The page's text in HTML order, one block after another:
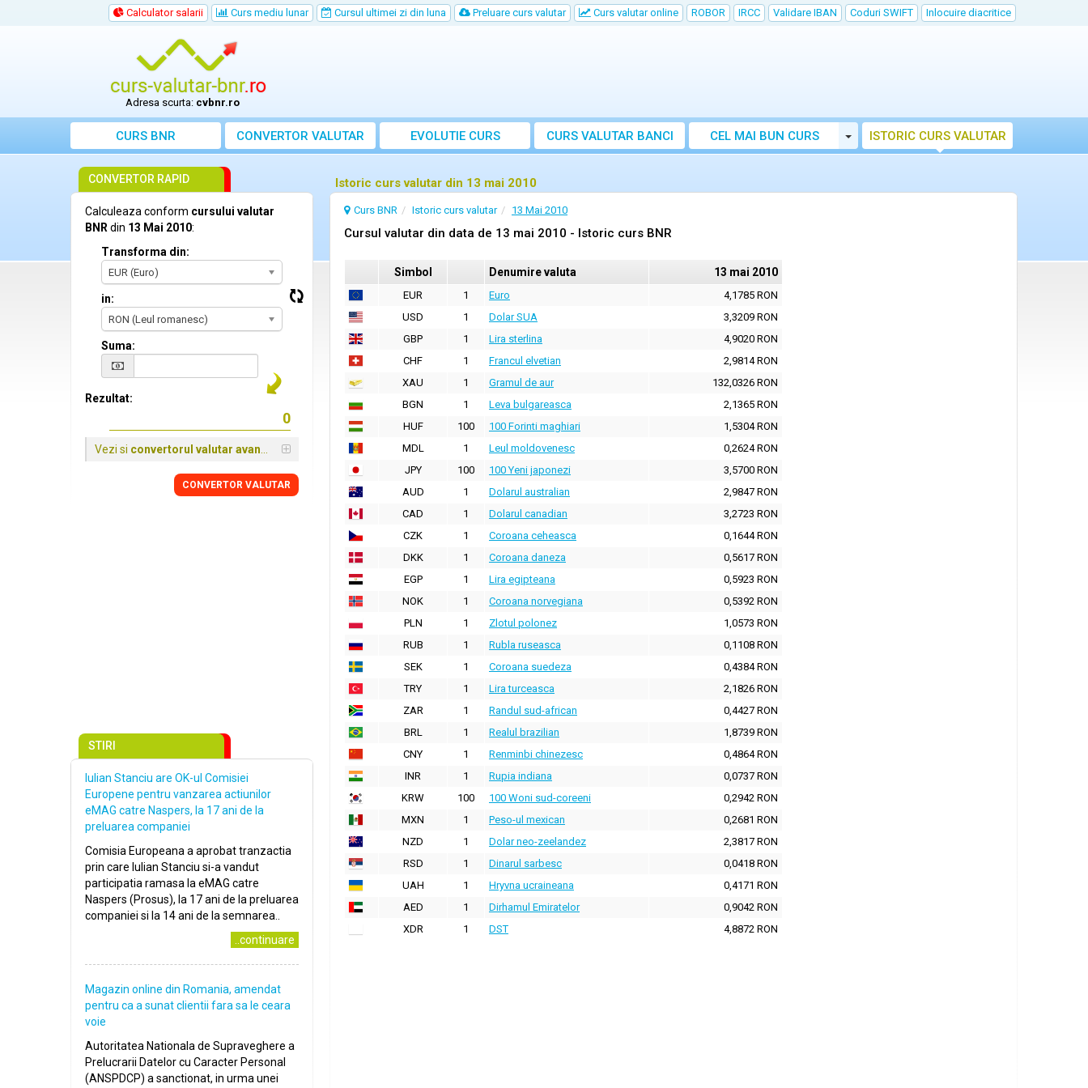
Calculator salarii Curs mediu lunar Cursul ultimei zi din luna Preluare curs valutar Curs valutar online ROBOR IRCC Validare IBAN Coduri SWIFT Inlocuire diacritice
Adresa scurta: cvbnr.ro
CURS BNR CONVERTOR VALUTAR EVOLUTIE CURS CURS VALUTAR BANCI CEL MAI BUN CURS Toggle Dropdown
ISTORIC CURS VALUTAR
Istoric curs valutar din 13 mai 2010
Curs BNR Istoric curs valutar 13 Mai 2010
Cursul valutar din data de 13 mai 2010 - Istoric curs BNR
Simbol Denumire valuta 13 mai 2010
EUR 1 Euro
4,1785 RON
USD
1 Dolar SUA
3,3209 RON
GBP
1 Lira sterlina
4,9020 RON
CHF
1 Francul elvetian
2,9814 RON
XAU
1 Gramul de aur
132,0326 RON
BGN
1 Leva bulgareasca
2,1365 RON
HUF
100 100 Forinti maghiari
1,5304 RON
MDL
1 Leul moldovenesc
0,2624 RON
JPY
100 100 Yeni japonezi
3,5700 RON
AUD
1 Dolarul australian
2,9847 RON
CAD
1 Dolarul canadian
3,2723 RON
CZK
1 Coroana ceheasca
0,1644 RON
DKK
1 Coroana daneza
0,5617 RON
EGP
1 Lira egipteana
0,5923 RON
NOK
1 Coroana norvegiana
0,5392 RON
PLN
1 Zlotul polonez
1,0573 RON
RUB
1 Rubla ruseasca
0,1108 RON
SEK
1 Coroana suedeza
0,4384 RON
TRY
1 Lira turceasca
2,1826 RON
ZAR
1 Randul sud-african
0,4427 RON
BRL
1 Realul brazilian
1,8739 RON
CNY
1 Renminbi chinezesc
0,4864 RON
INR
1 Rupia indiana
0,0737 RON
KRW
100 100 Woni sud-coreeni
0,2942 RON
MXN
1 Peso-ul mexican
0,2681 RON
NZD
1 Dolar neo-zeelandez
2,3817 RON
RSD
1 Dinarul sarbesc
0,0418 RON
UAH
1 Hryvna ucraineana
0,4171 RON
AED
1 Dirhamul Emiratelor
0,9042 RON
XDR
1 DST 4,8872 RON
CONVERTOR RAPID
Calculeaza conform cursului valutar
BNR din 13 Mai 2010:
Transforma din:
EUR (Euro)
in:
RON (Leul romanesc)
Suma:
Rezultat:
Vezi si convertorul valutar avansat
CONVERTOR VALUTAR
STIRI
Iulian Stanciu are OK-ul Comisiei
Europene pentru vanzarea actiunilor
eMAG catre Naspers, la 17 ani de la
preluarea companiei
Comisia Europeana a aprobat tranzactia
prin care Iulian Stanciu si-a vandut
participatia ramasa la eMAG catre
Naspers (Prosus), la 17 ani de la preluarea
companiei si la 14 ani de la semnarea..
..continuare
Magazin online din Romania, amendat
pentru ca a sunat clientii fara sa le ceara
voie
Autoritatea Nationala de Supraveghere a
Prelucrarii Datelor cu Caracter Personal
(ANSPDCP) a sanctionat, in urma unei